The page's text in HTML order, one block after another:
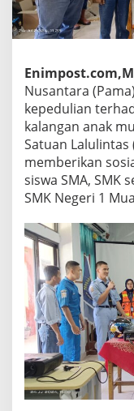
Nusantara
kepedulian
kalangan anak
Satuan Lalulintas
memberikan
siswa SMA, SMK
SMK Negeri 1